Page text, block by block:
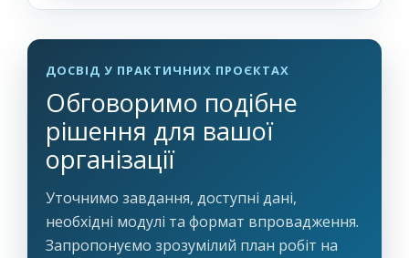
ДОСВІД У ПРАКТИЧНИХ ПРОЄКТАХ
Обговоримо подібне
рішення для вашої
організації
Уточнимо завдання, доступні дані,
необхідні модулі та формат впровадження.
Запропонуємо зрозумілий план робіт на